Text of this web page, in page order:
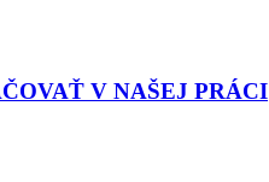
V NAŠEJ PRÁCI